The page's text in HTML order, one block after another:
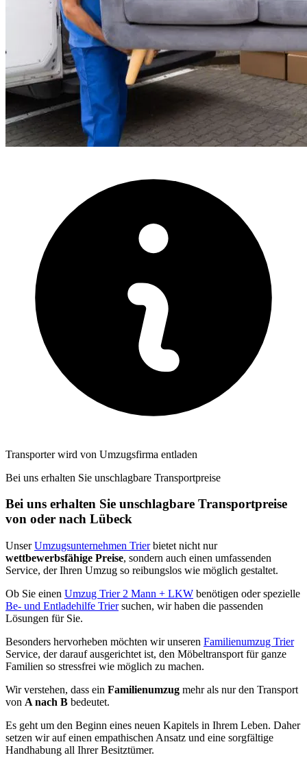
Transporter wird von Umzugsfirma entladen
Bei uns erhalten Sie unschlagbare Transportpreise
Bei uns erhalten Sie unschlagbare Transportpreise
von oder nach Lübeck
UnserUmzugsunternehmen Trierbietet nicht nur
wettbewerbsfähige Preise, sondern auch einen umfassenden
Service, der Ihren Umzug so reibungslos wie möglich gestaltet.
Ob Sie einen Umzug Trier 2 Mann + LKW benötigen oder spezielle
Be- und Entladehilfe Triersuchen, wir haben die passenden
Lösungen für Sie.
Besonders hervorheben möchten wir unseren Familienumzug Trier
Service, der darauf ausgerichtet ist, den Möbeltransport für ganze
Familien so stressfrei wie möglich zu machen.
Wir verstehen, dass ein Familienumzug mehr als nur den Transport
von A nach B bedeutet.
Es geht um den Beginn eines neuen Kapitels in Ihrem Leben. Daher
setzen wir auf einen empathischen Ansatz und eine sorgfältige
Handhabung all Ihrer Besitztümer.